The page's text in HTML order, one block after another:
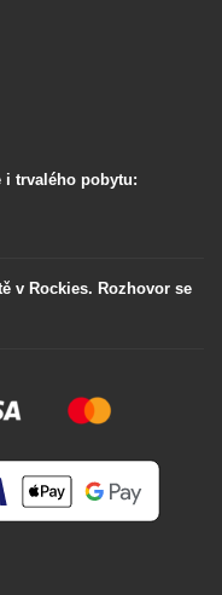
i trvalého pobytu:
v Rockies. Rozhovor se